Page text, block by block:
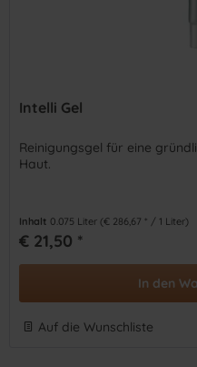
Intelli Gel
Reinigungsgel für eine
Haut.
Inhalt 0.075 Liter (€ 286,67 * / 1 Liter)
€ 21,50 *
In den
Auf die Wunschliste